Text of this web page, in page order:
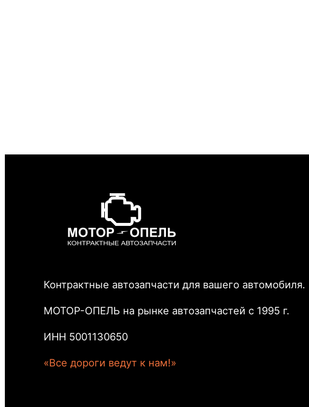
Контрактные автозапчасти для вашего автомобиля.
МОТОР-ОПЕЛЬ на рынке автозапчастей с 1995 г.
ИНН 5001130650
«Все дороги ведут к нам!»